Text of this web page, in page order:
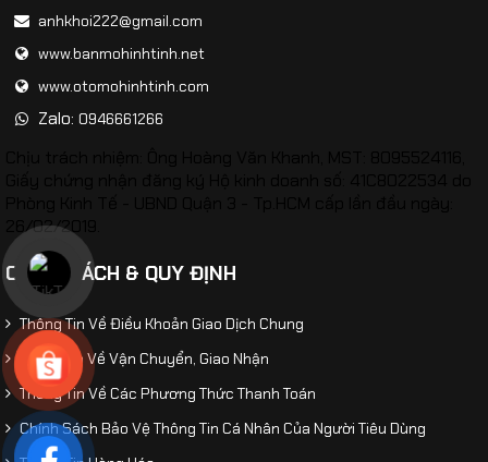
anhkhoi222@gmail.com
www.banmohinhtinh.net
www.otomohinhtinh.com
Zalo: 0946661266
26/02/2019.
CHÍNH SÁCH & QUY ĐỊNH
Thông Tin Về Điều Khoản Giao Dịch Chung
Thông tin Về Vận Chuyển, Giao Nhận
Thông Tin Về Các Phương Thức Thanh Toán
Chính Sách Bảo Vệ Thông Tin Cá Nhân Của Người Tiêu Dùng